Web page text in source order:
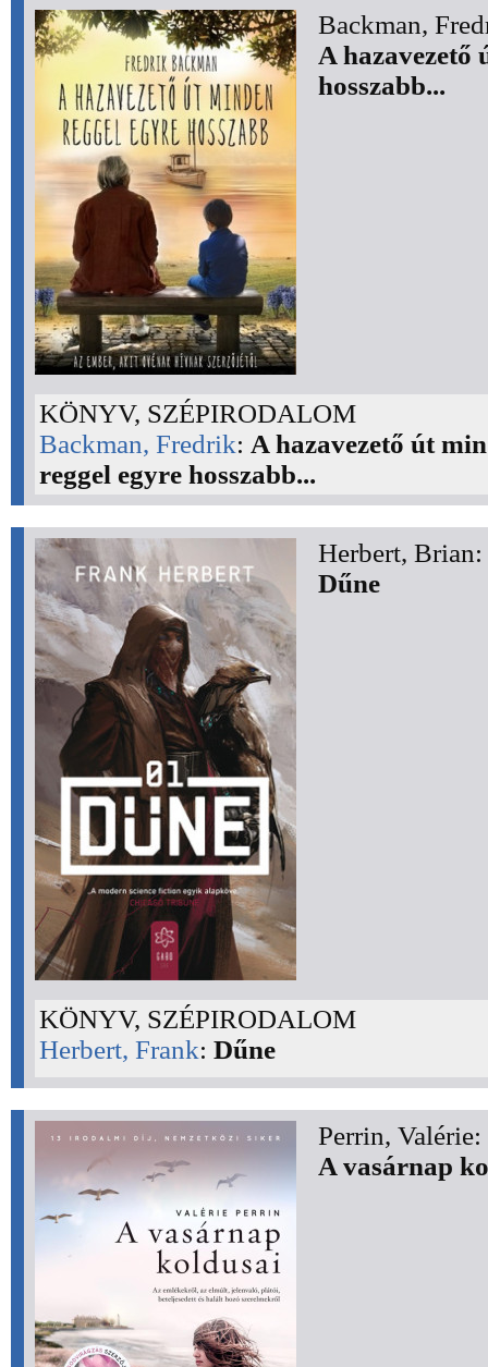
Backman,
A hazavezető
hosszabb...
KÖNYV, SZÉPIRODALOM
Backman, Fredrik: A hazavezető út
reggel egyre hosszabb...
Herbert, Brian:
Dűne
KÖNYV, SZÉPIRODALOM
Herbert, Frank: Dűne
Perrin, Valérie:
A vasárnap